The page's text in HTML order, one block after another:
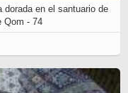
en el santuario de
Qom - 74